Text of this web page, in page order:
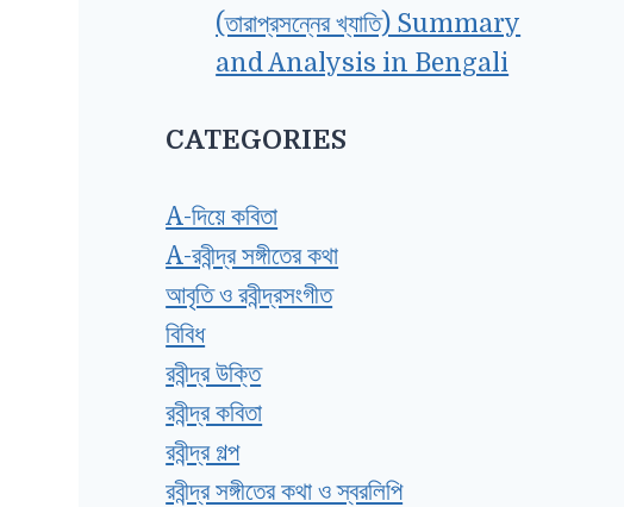
(তারাপ্রসন্নের খ্যাতি) Summary
and Analysis in Bengali
CATEGORIES
A-দিয়ে কবিতা
A-রবীন্দ্র সঙ্গীতের কথা
আবৃতি ও রবীন্দ্রসংগীত
বিবিধ
রবীন্দ্র উক্তি
রবীন্দ্র কবিতা
রবীন্দ্র গল্প
রবীন্দ্র সঙ্গীতের কথা ও স্বরলিপি